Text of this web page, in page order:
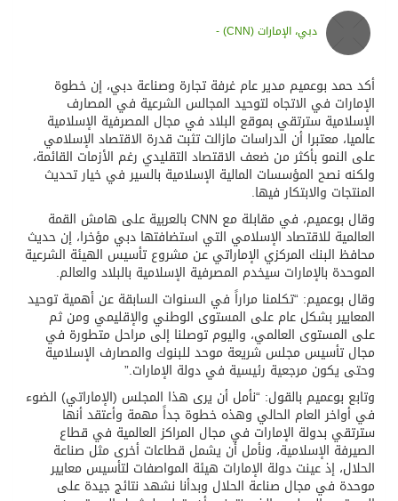
دبي، الإمارات (CNN) -
أكد حمد بوعميم مدير عام غرفة تجارة وصناعة دبي، إن خطوة
الإمارات في الاتجاه لتوحيد المجالس الشرعية في المصارف
الإسلامية سترتقي بموقع البلاد في مجال المصرفية الإسلامية
عالميا، معتبرا أن الدراسات مازالت تثبت قدرة الاقتصاد الإسلامي
على النمو بأكثر من ضعف الاقتصاد التقليدي رغم الأزمات القائمة،
ولكنه نصح المؤسسات المالية الإسلامية بالسير في خيار تحديث
المنتجات والابتكار فيها.
وقال بوعميم، في مقابلة مع CNN بالعربية على هامش القمة
العالمية للاقتصاد الإسلامي التي استضافتها دبي مؤخرا، إن حديث
محافظ البنك المركزي الإماراتي عن مشروع تأسيس الهيئة الشرعية
الموحدة بالإمارات سيخدم المصرفية الإسلامية بالبلاد والعالم.
وقال بوعميم: “تكلمنا مراراً في السنوات السابقة عن أهمية توحيد
المعايير بشكل عام على المستوى الوطني والإقليمي ومن ثم
على المستوى العالمي، واليوم توصلنا إلى مراحل متطورة في
مجال تأسيس مجلس شريعة موحد للبنوك والمصارف الإسلامية
وحتى يكون مرجعية رئيسية في دولة الإمارات.”
وتابع بوعميم بالقول: “نأمل أن يرى هذا المجلس (الإماراتي) الضوء
في أواخر العام الحالي وهذه خطوة جداً مهمة وأعتقد أنها
سترتقي بدولة الإمارات في مجال المراكز العالمية في قطاع
الصيرفة الإسلامية، ونأمل أن يشمل قطاعات أخرى مثل صناعة
الحلال، إذ عينت دولة الإمارات هيئة المواصفات لتأسيس معايير
موحدة في مجال صناعة الحلال وبدأنا نشهد نتائج جيدة على